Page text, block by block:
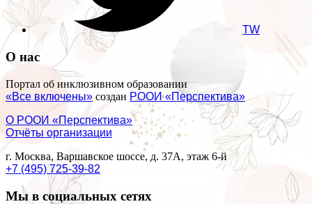
TW
О нас
Портал об инклюзивном образовании
«Все включены» создан РООИ «Перспектива»
О РООИ «Перспектива»
Отчёты организации
г. Москва, Варшавское шоссе, д. 37А, этаж 6-й
+7 (495) 725-39-82
Мы в социальных сетях